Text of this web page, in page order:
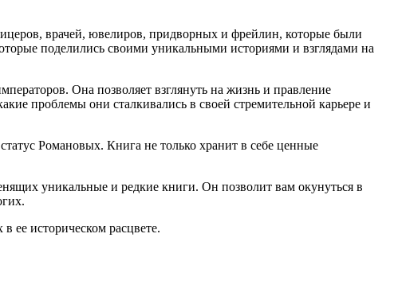
врачей, ювелиров, придворных и фрейлин, которые были
поделились своими уникальными историями и взглядами на
Она позволяет взглянуть на жизнь и правление
проблемы они сталкивались в своей стремительной карьере и
Романовых. Книга не только хранит в себе ценные
уникальные и редкие книги. Он позволит вам окунуться в
ее историческом расцвете.